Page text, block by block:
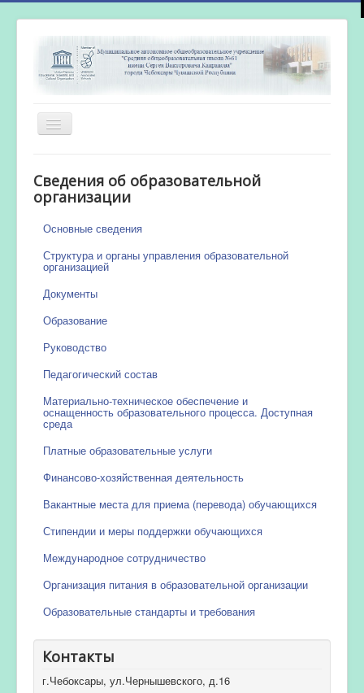
Включить/
выключить
Новости
Сведения об образовательной
организации
Основные сведения
Структура и органы управления образовательной
организацией
Документы
Образование
Руководство
Педагогический состав
Материально-техническое обеспечение и
оснащенность образовательного процесса. Доступная
среда
Платные образовательные услуги
Финансово-хозяйственная деятельность
Вакантные места для приема (перевода) обучающихся
Стипендии и меры поддержки обучающихся
Международное сотрудничество
Организация питания в образовательной организации
Образовательные стандарты и требования
Контакты
г.Чебоксары, ул.Чернышевского, д.16